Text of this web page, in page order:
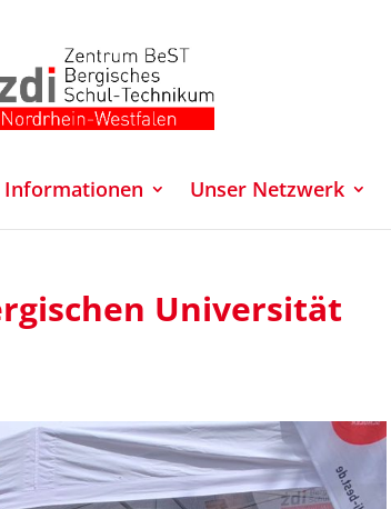
Informationen Unser Netzwerk
Universität